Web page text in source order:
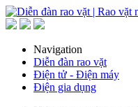
Navigation
Diễn đàn rao vặt
Điện tử - Điện máy
Điện gia dụng